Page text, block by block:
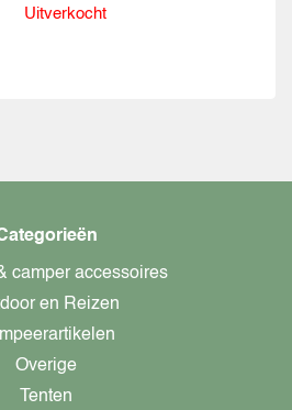
Uitverkocht
camper accessoires
en Reizen
Overige
Tenten